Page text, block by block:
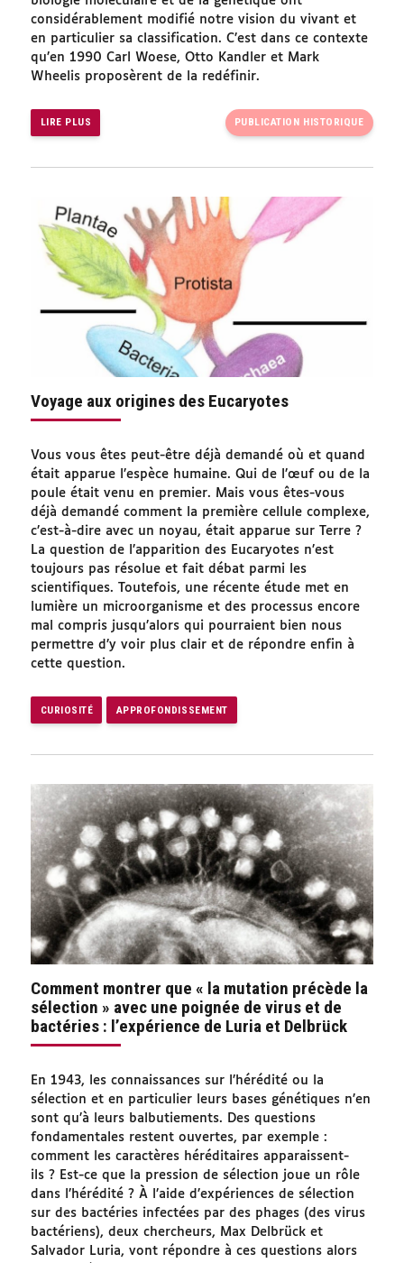
considérablement modifié notre vision du vivant et
en particulier sa classification. C’est dans ce contexte
qu’en 1990 Carl Woese, Otto Kandler et Mark
Wheelis proposèrent de la redéfinir.
LIRE PLUS PUBLICATION HISTORIQUE
Voyage aux origines des Eucaryotes
Vous vous êtes peut-être déjà demandé où et quand
était apparue l’espèce humaine. Qui de l’œuf ou de la
poule était venu en premier. Mais vous êtes-vous
déjà demandé comment la première cellule complexe,
c’est-à-dire avec un noyau, était apparue sur Terre ?
La question de l’apparition des Eucaryotes n’est
toujours pas résolue et fait débat parmi les
scientifiques. Toutefois, une récente étude met en
lumière un microorganisme et des processus encore
mal compris jusqu’alors qui pourraient bien nous
permettre d’y voir plus clair et de répondre enfin à
cette question.
CURIOSITÉ APPROFONDISSEMENT
Comment montrer que « la mutation précède la
sélection » avec une poignée de virus et de
bactéries : l’expérience de Luria et Delbrück
En 1943, les connaissances sur l’hérédité ou la
sélection et en particulier leurs bases génétiques n’en
sont qu’à leurs balbutiements. Des questions
fondamentales restent ouvertes, par exemple :
comment les caractères héréditaires apparaissent-
ils ? Est-ce que la pression de sélection joue un rôle
dans l’hérédité ? À l’aide d’expériences de sélection
sur des bactéries infectées par des phages (des virus
bactériens), deux chercheurs, Max Delbrück et
Salvador Luria, vont répondre à ces questions alors